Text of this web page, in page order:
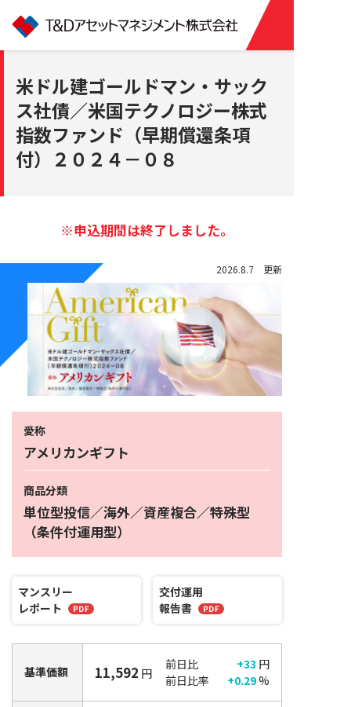
米ドル建ゴールドマン・サック
ス社債／米国テクノロジー株式
指数ファンド（早期償還条項
付）２０２４－０８
※申込期間は終了しました。
2026.8.7 更新
愛称
アメリカンギフト
商品分類
単位型投信／海外／資産複合／特殊型
（条件付運用型）
マンスリー
レポート
交付運用
報告書
基準価額 11,592 円
前日比 +33 円
前日比率
+0.29%